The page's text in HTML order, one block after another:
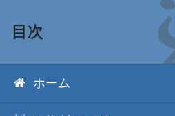
目次
ホーム